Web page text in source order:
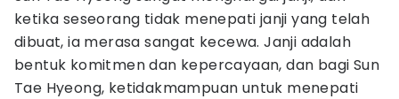
ketika seseorang tidak menepati janji yang telah
dibuat, ia merasa sangat kecewa. Janji adalah
bentuk komitmen dan kepercayaan, dan bagi Sun
Tae Hyeong, ketidakmampuan untuk menepati